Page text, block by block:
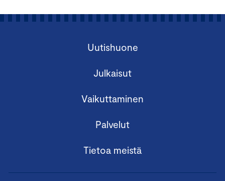
Uutishuone
Julkaisut
Vaikuttaminen
Palvelut
Tietoa meistä